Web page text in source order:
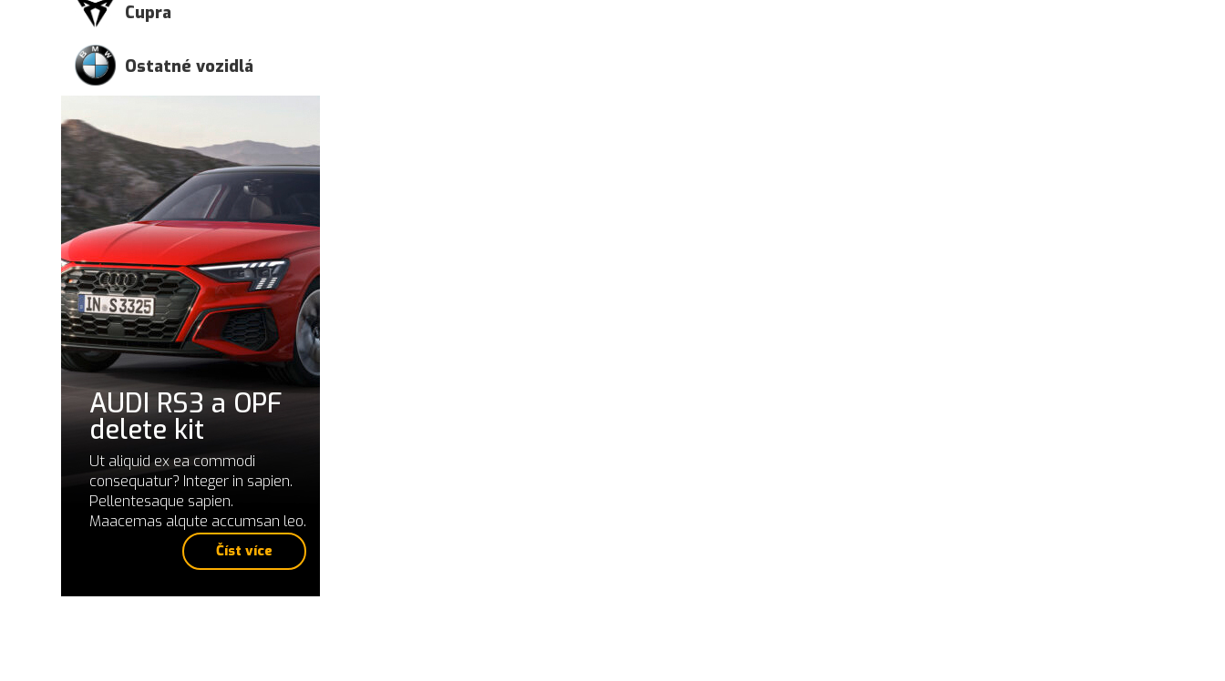
Cupra
Ostatné vozidlá
AUDI RS3 a OPF
delete kit
Ut aliquid ex ea commodi
consequatur? Integer in sapien.
Pellentesaque sapien.
Maacemas alqute accumsan leo.
Číst více